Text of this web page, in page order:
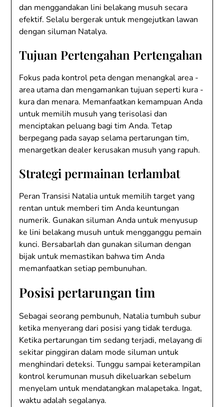
dan menggandakan lini belakang musuh secara
efektif. Selalu bergerak untuk mengejutkan lawan
dengan siluman Natalya.
Tujuan Pertengahan Pertengahan
Fokus pada kontrol peta dengan menangkal area -
area utama dan mengamankan tujuan seperti kura -
kura dan menara. Memanfaatkan kemampuan Anda
untuk memilih musuh yang terisolasi dan
menciptakan peluang bagi tim Anda. Tetap
berpegang pada sayap selama pertarungan tim,
menargetkan dealer kerusakan musuh yang rapuh.
Strategi permainan terlambat
Peran Transisi Natalia untuk memilih target yang
rentan untuk memberi tim Anda keuntungan
numerik. Gunakan siluman Anda untuk menyusup
ke lini belakang musuh untuk mengganggu pemain
kunci. Bersabarlah dan gunakan siluman dengan
bijak untuk memastikan bahwa tim Anda
memanfaatkan setiap pembunuhan.
Posisi pertarungan tim
Sebagai seorang pembunuh, Natalia tumbuh subur
ketika menyerang dari posisi yang tidak terduga.
Ketika pertarungan tim sedang terjadi, melayang di
sekitar pinggiran dalam mode siluman untuk
menghindari deteksi. Tunggu sampai keterampilan
kontrol kerumunan musuh dikeluarkan sebelum
menyelam untuk mendatangkan malapetaka. Ingat,
waktu adalah segalanya.